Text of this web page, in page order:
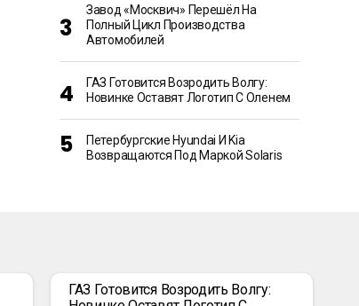
Завод «Москвич» Перешёл На
Полный Цикл Производства
Автомобилей
ГАЗ Готовится Возродить Волгу:
Новинке Оставят Логотип С Оленем
Петербургские Hyundai И Kia
Возвращаются Под Маркой Solaris
ГАЗ Готовится Возродить Волгу: